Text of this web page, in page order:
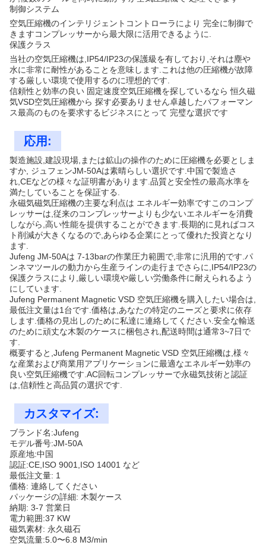
制御システム
空気圧縮機のインテリジェントコントローラにより 完全に制御で
きますコンプレッサーから最大限に活用できるように.
保護クラス
当社の空気圧縮機は,IP54/IP23の保護級を有しており,それは塵や
水に非常に耐性があることを意味します.これは他の圧縮機が故障
する厳しい環境で使用するのに理想的です.
信頼性と効率の良い 固定速度空気圧縮機を探しているなら 恒久磁
気VSD空気圧縮機から 探す必要ありません卓越したパフォーマン
ス最高のものを要求するビジネスにとって 完璧な選択です
応用:
製造施設,建設現場,または鉱山の操作のために圧縮機を必要としま
すか, ジュフェンJM-50Aは素晴らしい選択です.中国で製造さ
れ,CEなどの様々な証明書があります.品質と安全性の最高水準を
満たしていることを保証する.
永磁気磁気圧縮機の主要な利点は エネルギー効率ですこのコンプ
レッサーは,従来のコンプレッサーよりも少ないエネルギーを消費
しながら,高い性能を提供することができます.長期的に見ればコス
ト削減が大きくなるので,あらゆる企業にとって優れた投資となり
ます.
Jufeng JM-50Aは 7-13barの作業圧力範囲で,非常に汎用的です.パ
ンネマツールの動力から生産ラインの走行までさらに,IP54/IP23の
保護クラスにより,厳しい環境や厳しい労働条件に耐えられるよう
にしています.
Jufeng Permanent Magnetic VSD 空気圧縮機を購入したい場合は,
最低注文量は1台です.価格は,あなたの特定のニーズと要求に依存
します.価格の見出しのために私達に連絡してください.安全な輸送
のために頑丈な木製のケースに梱包され,配送時間は通常3~7日で
す.
概要すると,Jufeng Permanent Magnetic VSD 空気圧縮機は,様々
な産業および商業用アプリケーションに最適なエネルギー効率の
良い空気圧縮機です.AC回転コンプレッサーで永磁気技術と認証
は,信頼性と高品質の選択です.
カスタマイズ:
ブランド名:Jufeng
モデル番号:JM-50A
原産地:中国
認証:CE,ISO 9001,ISO 14001 など
最低注文量: 1
価格: 連絡してください
パッケージの詳細: 木製ケース
納期: 3-7 営業日
電力範囲:37 KW
磁気素材: 永久磁石
空気流量:5.0〜6.8 M3/min